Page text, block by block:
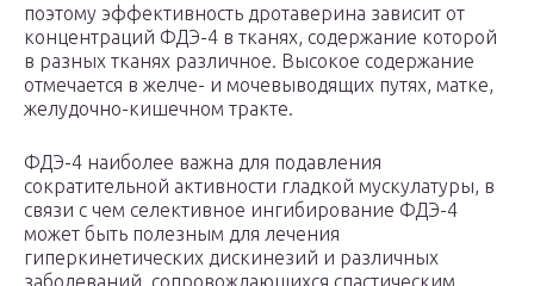
поэтому эффективность дротаверина зависит от
концентраций ФДЭ-4 в тканях, содержание которой
в разных тканях различное. Высокое содержание
отмечается в желче- и мочевыводящих путях, матке,
желудочно-кишечном тракте.
ФДЭ-4 наиболее важна для подавления
сократительной активности гладкой мускулатуры, в
связи с чем селективное ингибирование ФДЭ-4
может быть полезным для лечения
гиперкинетических дискинезий и различных
заболеваний, сопровождающихся спастическим